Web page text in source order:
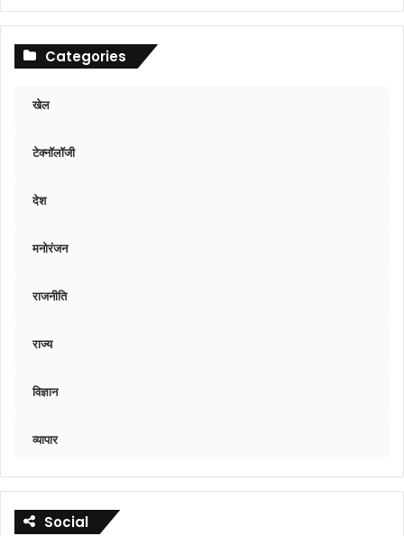
Categories
खेल
टेक्नॉलॉजी
देश
मनोरंजन
राजनीति
राज्य
विज्ञान
व्यापार
Social